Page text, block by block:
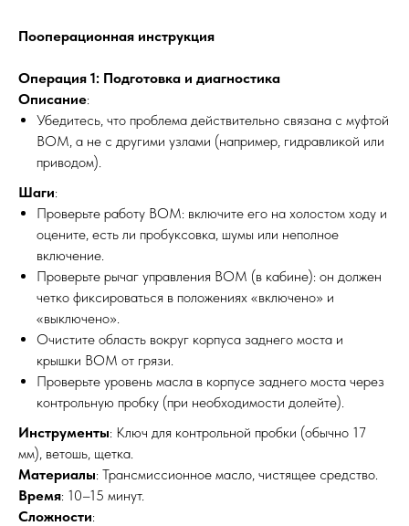
Пооперационная инструкция
Операция 1: Подготовка и диагностика
Описание:
Убедитесь, что проблема действительно связана с муфтой
ВОМ, а не с другими узлами (например, гидравликой или
приводом).
Шаги:
Проверьте работу ВОМ: включите его на холостом ходу и
оцените, есть ли пробуксовка, шумы или неполное
включение.
Проверьте рычаг управления ВОМ (в кабине): он должен
четко фиксироваться в положениях «включено» и
«выключено».
Очистите область вокруг корпуса заднего моста и
крышки ВОМ от грязи.
Проверьте уровень масла в корпусе заднего моста через
контрольную пробку (при необходимости долейте).
Инструменты: Ключ для контрольной пробки (обычно 17
мм), ветошь, щетка.
Материалы: Трансмиссионное масло, чистящее средство.
Время: 10–15 минут.
Сложности: